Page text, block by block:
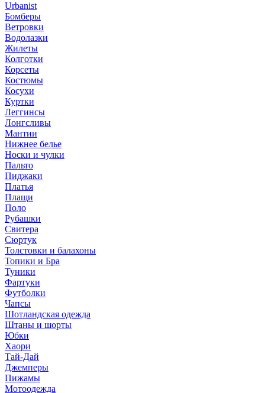
Urbanist
Бомберы
Ветровки
Водолазки
Жилеты
Колготки
Корсеты
Костюмы
Косухи
Куртки
Леггинсы
Лонгсливы
Мантии
Нижнее белье
Носки и чулки
Пальто
Пиджаки
Платья
Плащи
Поло
Рубашки
Свитера
Сюртук
Толстовки и балахоны
Топики и Бра
Туники
Фартуки
Футболки
Чапсы
Шотландская одежда
Штаны и шорты
Юбки
Хаори
Тай-Дай
Джемперы
Пижамы
Мотоодежда